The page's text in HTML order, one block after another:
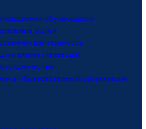
поддержки обучающихся
услуги
деятельность
приема (перевода)
в образовательной организации